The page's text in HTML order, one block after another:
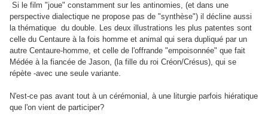
Si le film "joue" constamment sur les antinomies, (et dans une
perspective dialectique ne propose pas de "synthèse") il décline aussi
la thématique du double. Les deux illustrations les plus patentes sont
celle du Centaure à la fois homme et animal qui sera dupliqué par un
autre Centaure-homme, et celle de l'offrande "empoisonnée" que fait
Médée à la fiancée de Jason, (la fille du roi Créon/Crésus), qui se
répète -avec une seule variante
N'est-ce pas avant tout à un cérémonial, à une liturgie parfois hiératique
que l'on vient de participer?